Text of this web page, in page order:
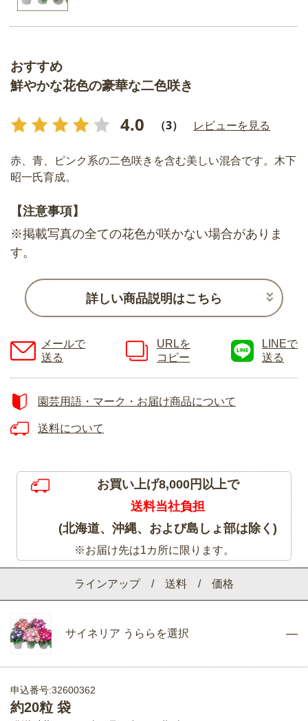
おすすめ
鮮やかな花色の豪華な二色咲き
4.0 （3） レビューを見る
ラインアップ / 送料 / 価格
サイネリア うららを選択
申込番号:32600362
約20粒 袋
赤、青、ピンク系の二色咲きを含む美しい混合です。木下
昭一氏育成。
【注意事項】
※掲載写真の全ての花色が咲かない場合がありま
す。
詳しい商品説明はこちら
メールで
送る
URLを
コピー
LINEで
送る
園芸用語・マーク・お届け商品について
送料について
お買い上げ8,000円以上で
送料当社負担
(北海道、沖縄、および島しょ部は除く)
※お届け先は1カ所に限ります。